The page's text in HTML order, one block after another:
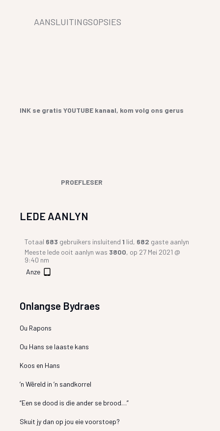
AANSLUITINGSOPSIES
INK se gratis YOUTUBE kanaal, kom volg ons gerus
PROEFLESER
LEDE AANLYN
Totaal 683 gebruikers insluitend1 lid, 682 gaste aanlyn
Meeste lede ooit aanlyn was 3800, op 27 Mei 2021 @
9:40 nm
Anze
Onlangse Bydraes
Ou Rapons
Ou Hans se laaste kans
Koos en Hans
’n Wêreld in ’n sandkorrel
“Een se dood is die ander se brood…”
Skuit jy dan op jou eie voorstoep?